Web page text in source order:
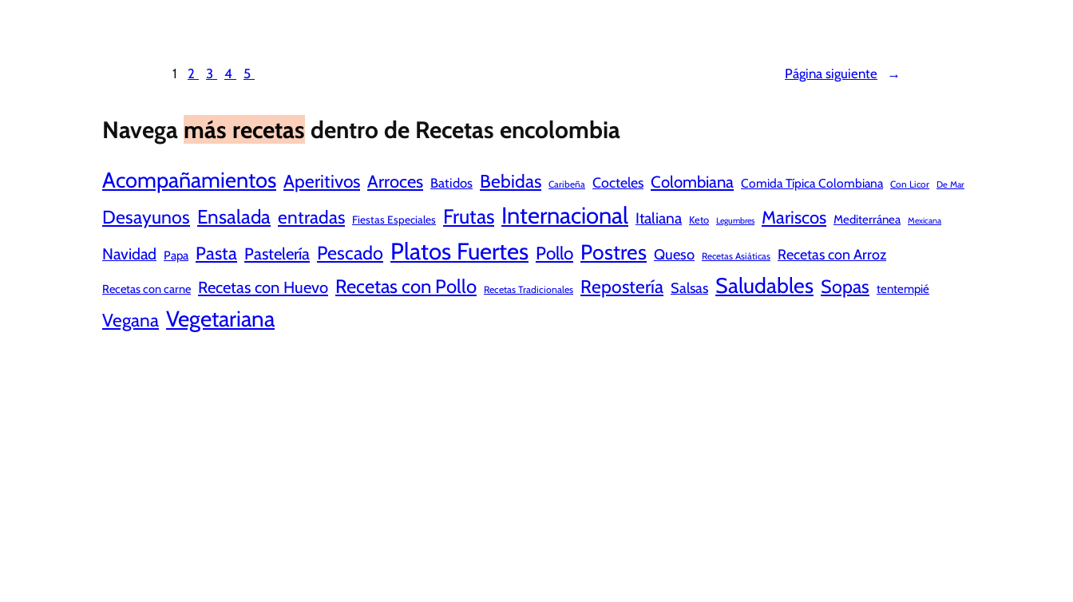
1 2 3 4 5 Página siguiente →
Navega más recetas dentro de Recetas encolombia
Acompañamientos Aperitivos Arroces Batidos Bebidas Caribeña Cocteles Colombiana Comida Típica Colombiana Con Licor De Mar
Desayunos Ensalada entradas Fiestas Especiales Frutas Internacional Italiana Keto Legumbres Mariscos Mediterránea Mexicana
Navidad Papa Pasta Pastelería Pescado Platos Fuertes Pollo Postres Queso Recetas Asiáticas Recetas con Arroz
Recetas con carne Recetas con Huevo Recetas con Pollo Recetas Tradicionales Repostería Salsas Saludables Sopas tentempié
Vegana Vegetariana